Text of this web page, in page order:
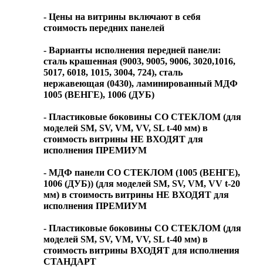
- Цены на витрины включают в себя
стоимость передних панелей
- Варианты исполнения передней панели:
сталь крашенная (9003, 9005, 9006, 3020,1016,
5017, 6018, 1015, 3004, 724), сталь
нержавеющая (0430), ламинированный МДФ
1005 (ВЕНГЕ), 1006 (ДУБ)
- Пластиковые боковины СО СТЕКЛОМ (для
моделей SM, SV, VM, VV, SL t-40 мм) в
стоимость витрины НЕ ВХОДЯТ для
исполнения ПРЕМИУМ
- МДФ панели СО СТЕКЛОМ (1005 (ВЕНГЕ),
1006 (ДУБ)) (для моделей SM, SV, VM, VV t-20
мм) в стоимость витрины НЕ ВХОДЯТ для
исполнения ПРЕМИУМ
- Пластиковые боковины СО СТЕКЛОМ (для
моделей SM, SV, VM, VV, SL t-40 мм) в
стоимость витрины ВХОДЯТ для исполнения
СТАНДАРТ